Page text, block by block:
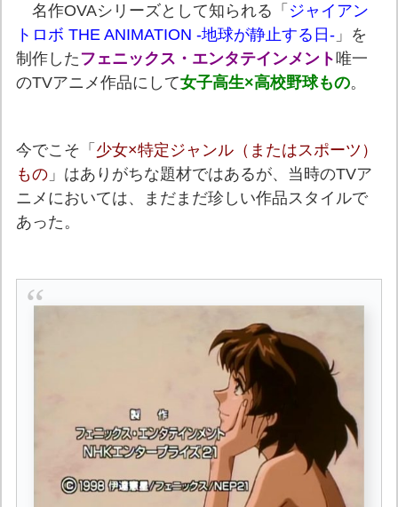
名作OVAシリーズとして知られる「 ジャイアン
トロボ THE ANIMATION -地球が静止する日- 」を
制作した フェニックス・エンタテインメント唯一
のTVアニメ作品にして女子高生×高校野球もの。
今でこそ「 少女×特定ジャンル（またはスポーツ）
もの 」はありがちな題材ではあるが、当時のTVア
ニメにおいては、まだまだ珍しい作品スタイルで
あった。